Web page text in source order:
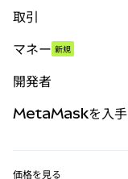
取引
パーペチュアル
RWA
マネー 新規
開発者
MetaMaskを入手
価格を見る